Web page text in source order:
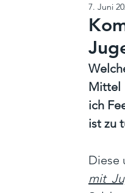
Offene
Operative
7. Juni
Mittel
ich
ist zu
Diese
mit